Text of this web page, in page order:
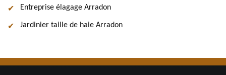
Entreprise élagage Arradon
Jardinier taille de haie Arradon